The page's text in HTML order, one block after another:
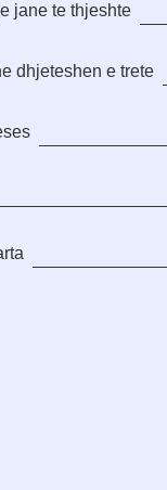
jane te thjeshte
dhjeteshen e trete